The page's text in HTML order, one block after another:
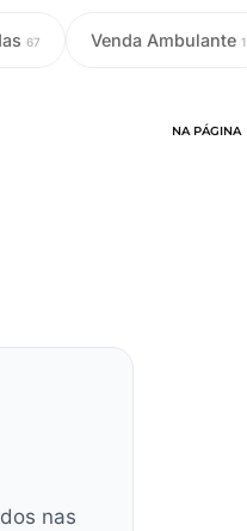
67 Venda Ambulante 1
nas
NA PÁGINA